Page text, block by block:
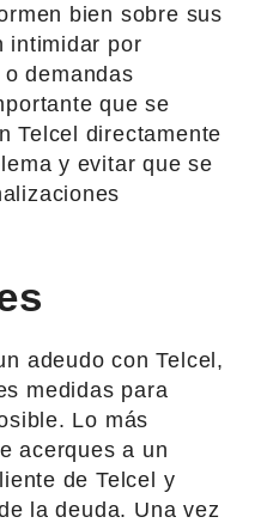
bien sobre sus
intimidar por
demandas
que se
Telcel directamente
y evitar que se
adeudo con Telcel,
medidas para
Lo más
acerques a un
de Telcel y
la deuda. Una vez